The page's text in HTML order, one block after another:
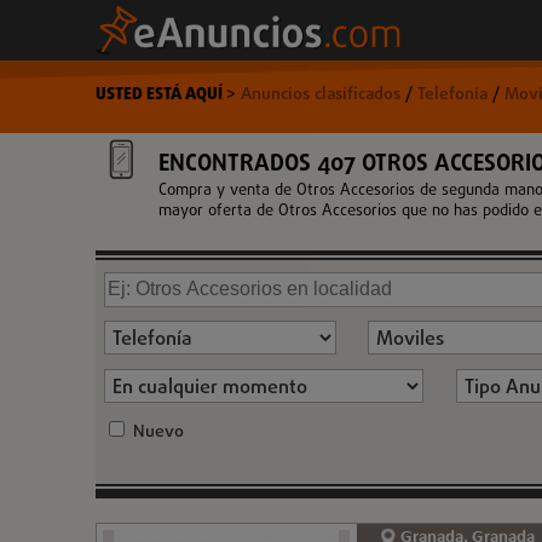
USTED ESTÁ AQUÍ> Anuncios clasificados/Telefonía/
ENCONTRADOS 407 OTROS
Compra y venta de Otros Accesorios de segunda
mayor oferta de Otros Accesorios que no has podido
Nuevo
Granada, Granada